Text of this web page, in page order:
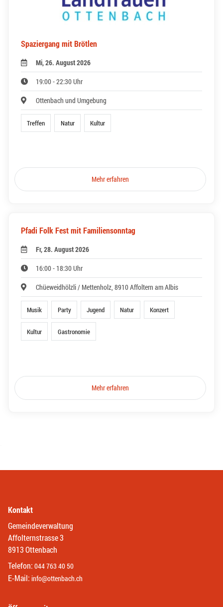
Spaziergang mit Brötlen
Mi, 26. August 2026
19:00 - 22:30 Uhr
Ottenbach und Umgebung
Treffen Natur Kultur
Mehr erfahren
Pfadi Folk Fest mit Familiensonntag
Fr, 28. August 2026
16:00 - 18:30 Uhr
Chüeweidhölzli / Mettenholz, 8910 Affoltern am Albis
Musik Party Jugend Natur Konzert
Kultur Gastronomie
Mehr erfahren
Kontakt
Gemeindeverwaltung
Affolternstrasse 3
8913 Ottenbach
Telefon: 044 763 40 50
E-Mail: info@ottenbach.ch